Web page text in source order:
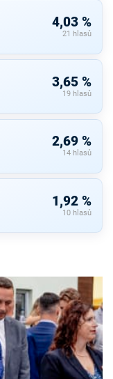
4,03 %
21 hlasů
3,65 %
19 hlasů
2,69 %
14 hlasů
1,92 %
10 hlasů